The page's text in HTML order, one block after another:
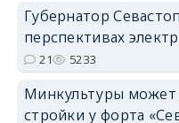
Губернатор
перспективах
21 5233
Минкультуры может
стройки у форта